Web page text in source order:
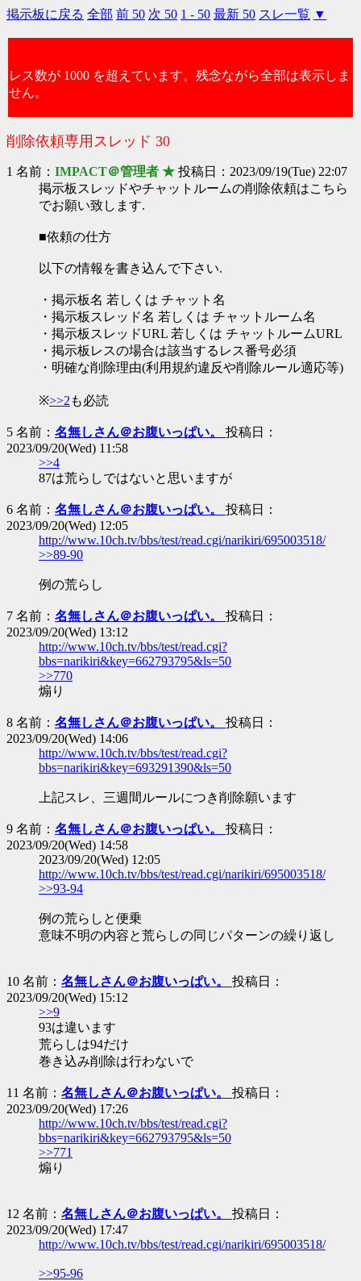
掲示板に戻る 全部 前 50 次 50 1 - 50 最新 50 スレ一覧 ▼
レス数が 1000 を超えています。残念ながら全部は表示しま
せん。
削除依頼専用スレッド 30
1 名前： IMPACT＠管理者 ★ 投稿日：2023/09/19(Tue) 22:07
掲示板スレッドやチャットルームの削除依頼はこちら
でお願い致します.
■依頼の仕方
以下の情報を書き込んで下さい.
・掲示板名 若しくは チャット名
・掲示板スレッド名 若しくは チャットルーム名
・掲示板スレッドURL 若しくは チャットルームURL
・掲示板レスの場合は該当するレス番号必須
・明確な削除理由(利用規約違反や削除ルール適応等)
※>>2 も必読
5 名前： 名無しさん＠お腹いっぱい。 投稿日：
2023/09/20(Wed) 11:58
>>4
87は荒らしではないと思いますが
6 名前： 名無しさん＠お腹いっぱい。 投稿日：
2023/09/20(Wed) 12:05
http://www.10ch.tv/bbs/test/read.cgi/narikiri/695003518/
>>89-90
例の荒らし
7 名前： 名無しさん＠お腹いっぱい。 投稿日：
2023/09/20(Wed) 13:12
http://www.10ch.tv/bbs/test/read.cgi?
bbs=narikiri&key=662793795&ls=50
>>770
煽り
8 名前： 名無しさん＠お腹いっぱい。 投稿日：
2023/09/20(Wed) 14:06
http://www.10ch.tv/bbs/test/read.cgi?
bbs=narikiri&key=693291390&ls=50
上記スレ、三週間ルールにつき削除願います
9 名前： 名無しさん＠お腹いっぱい。 投稿日：
2023/09/20(Wed) 14:58
2023/09/20(Wed) 12:05
http://www.10ch.tv/bbs/test/read.cgi/narikiri/695003518/
>>93-94
例の荒らしと便乗
意味不明の内容と荒らしの同じパターンの繰り返し
10 名前： 名無しさん＠お腹いっぱい。 投稿日：
2023/09/20(Wed) 15:12
>>9
93は違います
荒らしは94だけ
巻き込み削除は行わないで
11 名前： 名無しさん＠お腹いっぱい。 投稿日：
2023/09/20(Wed) 17:26
http://www.10ch.tv/bbs/test/read.cgi?
bbs=narikiri&key=662793795&ls=50
>>771
煽り
12 名前： 名無しさん＠お腹いっぱい。 投稿日：
2023/09/20(Wed) 17:47
http://www.10ch.tv/bbs/test/read.cgi/narikiri/695003518/
>>95-96